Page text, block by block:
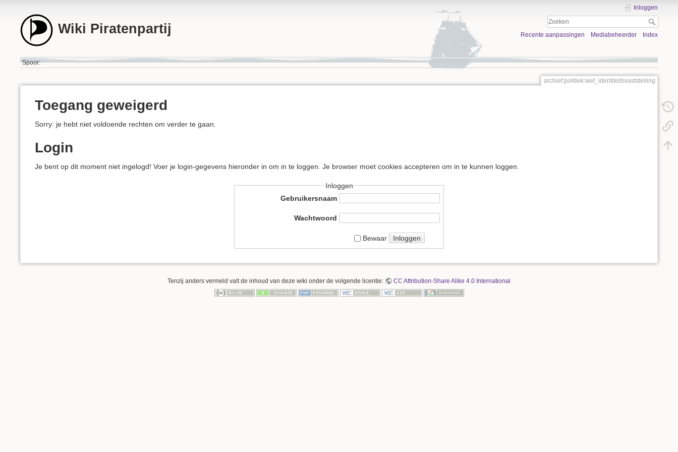
Wiki Piratenpartij
Inloggen
Recente aanpassingen Mediabeheerder Index
Spoor:
archief:politiek:wet_identiteitsvaststelling
Toegang geweigerd
Sorry: je hebt niet voldoende rechten om verder te gaan.
Login
Je bent op dit moment niet ingelogd! Voer je login-gegevens hieronder in om in te loggen. Je browser moet cookies accepteren om in te kunnen loggen.
Inloggen
Gebruikersnaam
Wachtwoord
Bewaar Inloggen
Tenzij anders vermeld valt de inhoud van deze wiki onder de volgende licentie: CC Attribution-Share Alike 4.0 International